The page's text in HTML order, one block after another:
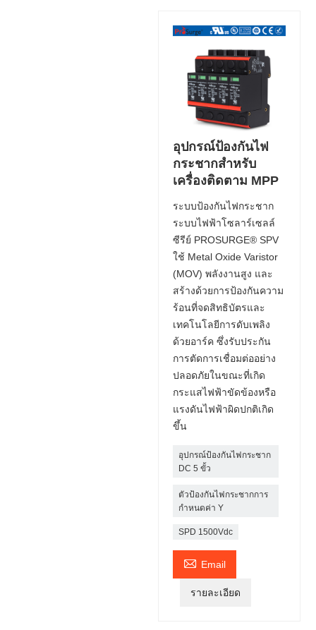
อุปกรณ์ป้องกันไฟ
กระชากสำหรับ
เครื่องติดตาม MPP
ระบบป้องกันไฟกระชาก
ระบบไฟฟ้าโซลาร์เซลล์
ซีรีย์ PROSURGE® SPV
ใช้ Metal Oxide Varistor
(MOV) พลังงานสูง และ
สร้างด้วยการป้องกันความ
ร้อนที่จดสิทธิบัตรและ
เทคโนโลยีการดับเพลิง
ด้วยอาร์ค ซึ่งรับประกัน
การตัดการเชื่อมต่ออย่าง
ปลอดภัยในขณะที่เกิด
กระแสไฟฟ้าขัดข้องหรือ
แรงดันไฟฟ้าผิดปกติเกิด
ขึ้น
อุปกรณ์ป้องกันไฟกระชาก
DC 5 ขั้ว
ตัวป้องกันไฟกระชากการ
กำหนดค่า Y
SPD 1500Vdc
 Email
รายละเอียด